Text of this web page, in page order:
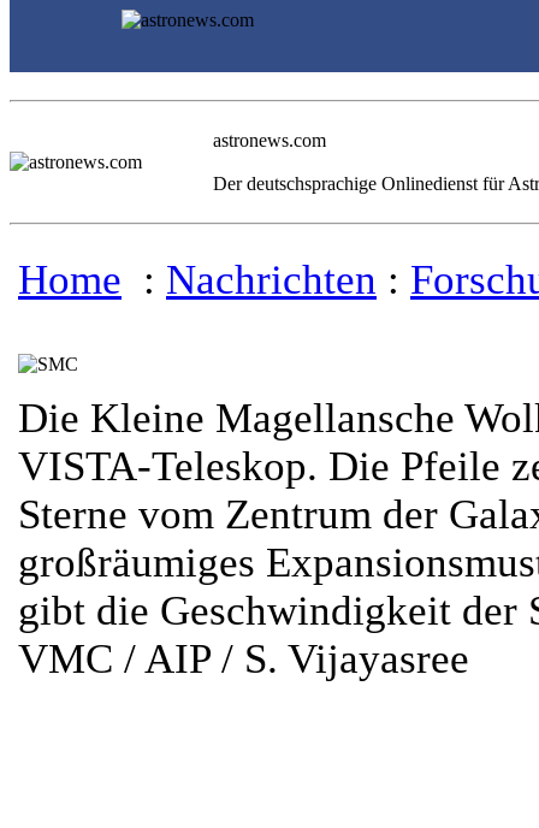
astronews.com
Der deutschsprachige Onlinedienst für
Home : Nachrichten :
Die Kleine Magellansche
VISTA-Teleskop. Die Pfeile
Sterne vom Zentrum der
großräumiges
gibt die Geschwindigkeit der
VMC / AIP / S. Vijayasree